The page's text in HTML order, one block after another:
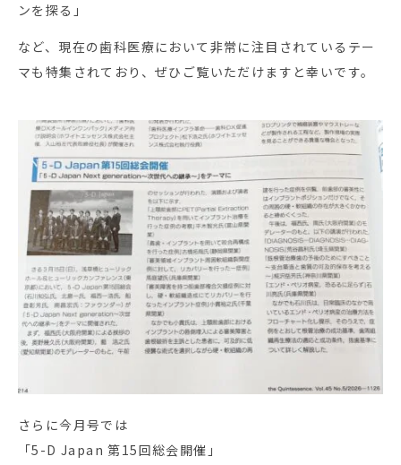
ンを探る」
など、現在の歯科医療において非常に注目されているテー
マも特集されており、ぜひご覧いただけますと幸いです。
さらに今月号では
「5-D Japan 第15回総会開催」